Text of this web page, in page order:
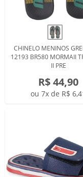
CHINELO MENINOS
12193 BR580 MORMAII
II PRE
R$ 44,90
ou 7x de R$